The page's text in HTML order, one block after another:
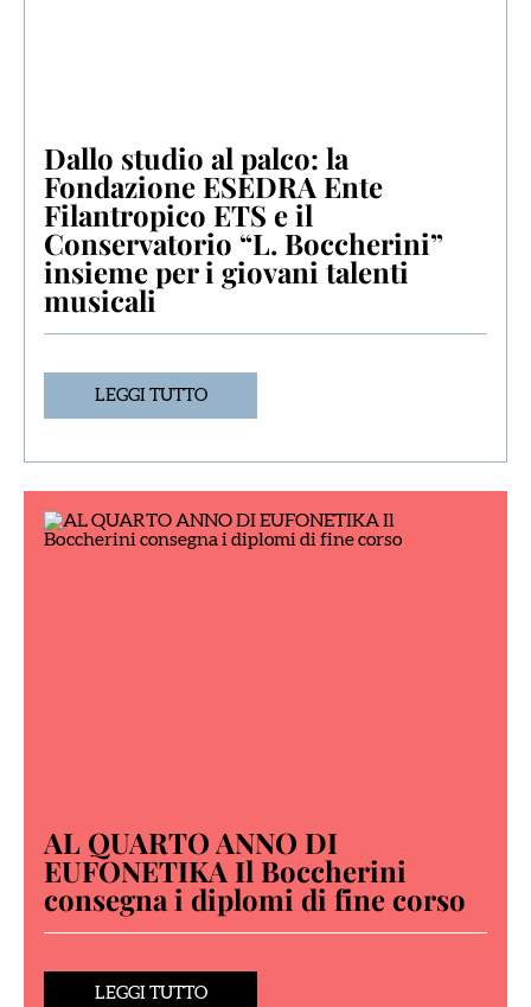
Dallo studio al palco: la
Fondazione ESEDRA Ente
Filantropico ETS e il
Conservatorio “L. Boccherini”
insieme per i giovani talenti
musicali
LEGGI TUTTO
AL QUARTO ANNO DI
EUFONETIKA Il Boccherini
consegna i diplomi di fine corso
LEGGI TUTTO